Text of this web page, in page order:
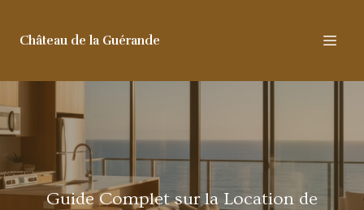
Château de la Guérande
Guide Complet sur la Location de